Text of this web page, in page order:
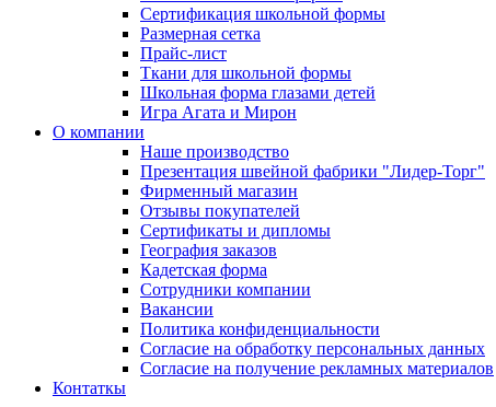
Сертификация школьной формы
Размерная сетка
Прайс-лист
Ткани для школьной формы
Школьная форма глазами детей
Игра Агата и Мирон
О компании
Наше производство
Презентация швейной фабрики "Лидер-Торг"
Фирменный магазин
Отзывы покупателей
Сертификаты и дипломы
География заказов
Кадетская форма
Сотрудники компании
Вакансии
Политика конфиденциальности
Согласие на обработку персональных данных
Согласие на получение рекламных материалов
Контаткы